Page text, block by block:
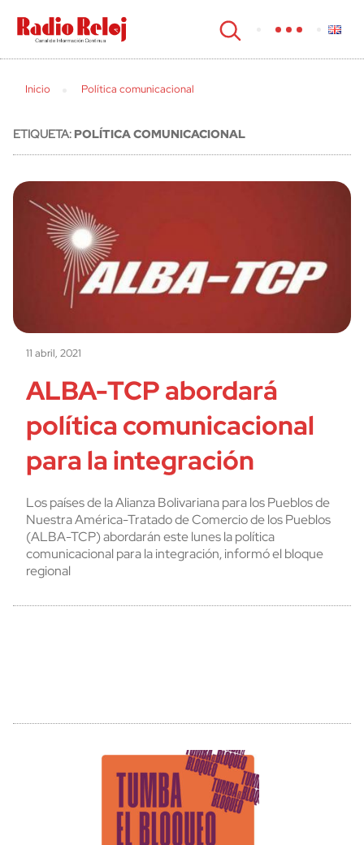
cerrar
Inicio Política comunicacional
ETIQUETA:POLÍTICA COMUNICACIONAL
11 abril, 2021
ALBA-TCP abordará
política comunicacional
para la integración
Los países de la Alianza Bolivariana para los Pueblos de
Nuestra América-Tratado de Comercio de los Pueblos
(ALBA-TCP) abordarán este lunes la política
comunicacional para la integración, informó el bloque
regional